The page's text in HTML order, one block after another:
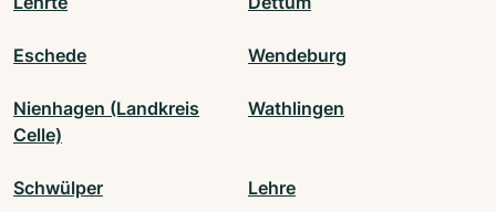
Eschede Wendeburg
Nienhagen (Landkreis
Celle)
Wathlingen
Schwülper Lehre